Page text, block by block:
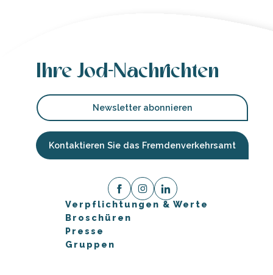
Ihre Jod-Nachrichten
Newsletter abonnieren
Kontaktieren Sie das Fremdenverkehrsamt
Verpflichtungen & Werte
Broschüren
Presse
Gruppen